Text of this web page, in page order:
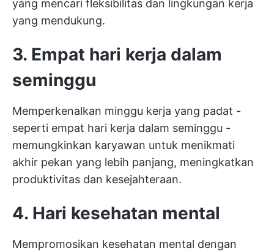
yang mencari fleksibilitas dan lingkungan kerja
yang mendukung.
3. Empat hari kerja dalam
seminggu
Memperkenalkan minggu kerja yang padat -
seperti empat hari kerja dalam seminggu -
memungkinkan karyawan untuk menikmati
akhir pekan yang lebih panjang, meningkatkan
produktivitas dan kesejahteraan.
4. Hari kesehatan mental
Mempromosikan kesehatan mental dengan